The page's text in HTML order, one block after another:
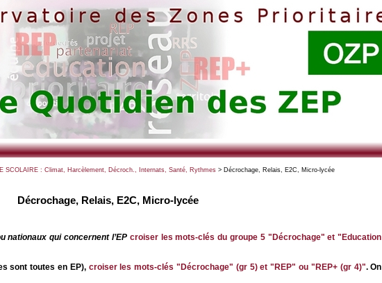
SCOLAIRE : Climat, Harcèlement, Décroch., Internats, Santé, Rythmes> Décrochage, Relais, E2C, Micro-lycée
Décrochage, Relais, E2C, Micro-lycée
nationaux qui concernent l’EP croiser les mots-clés du groupe 5 "Décrochage" et "Education
sont toutes en EP), croiser les mots-clés "Décrochage" (gr 5) et "REP" ou "REP+ (gr 4)". On